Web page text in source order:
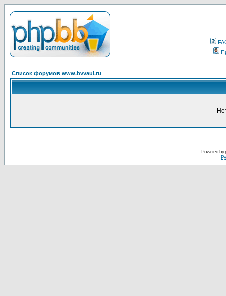
Список форумов www.bvvaul.ru
Powered by